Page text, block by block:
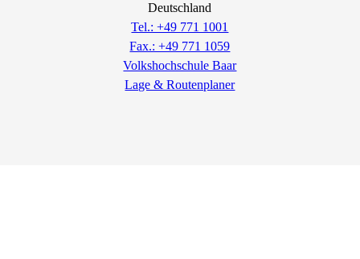
Deutschland
Tel.: +49 771 1001
Fax.: +49 771 1059
Volkshochschule Baar
Lage & Routenplaner